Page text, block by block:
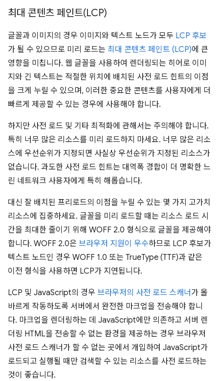
최대 콘텐츠 페인트(LCP)
글꼴과 이미지의 경우 이미지와 텍스트 노드가 모두 LCP 후보
가 될 수 있으므로 미리 로드는 최대 콘텐츠 페인트 (LCP)에 큰
영향을 미칩니다. 웹 글꼴을 사용하여 렌더링되는 히어로 이미
지와 긴 텍스트는 적절한 위치에 배치된 사전 로드 힌트의 이점
을 크게 누릴 수 있으며, 이러한 중요한 콘텐츠를 사용자에게 더
빠르게 제공할 수 있는 경우에 사용해야 합니다.
하지만 사전 로드 및 기타 최적화에 관해서는 주의해야 합니다.
특히 너무 많은 리소스를 미리 로드하지 마세요. 너무 많은 리소
스에 우선순위가 지정되면 사실상 우선순위가 지정된 리소스가
없습니다. 과도한 사전 로드 힌트는 대역폭 경합이 더 명확한 느
린 네트워크 사용자에게 특히 해롭습니다.
대신 잘 배치된 프리로드의 이점을 누릴 수 있는 몇 가지 고가치
리소스에 집중하세요. 글꼴을 미리 로드할 때는 리소스 로드 시
간을 최대한 줄이기 위해 WOFF 2.0 형식으로 글꼴을 제공해야
합니다. WOFF 2.0은 브라우저 지원이 우수하므로 LCP 후보가
텍스트 노드인 경우 WOFF 1.0 또는 TrueType (TTF)과 같은
이전 형식을 사용하면 LCP가 지연됩니다.
LCP 및 JavaScript의 경우 브라우저의 사전 로드 스캐너 가 올
바르게 작동하도록 서버에서 완전한 마크업을 전송해야 합니
다. 마크업을 렌더링하는 데 JavaScript에만 의존하고 서버 렌
더링 HTML을 전송할 수 없는 환경을 제공하는 경우 브라우저
사전 로드 스캐너가 할 수 없는 곳에서 개입하여 JavaScript가
로드되고 실행될 때만 검색할 수 있는 리소스를 사전 로드하는
것이 좋습니다.